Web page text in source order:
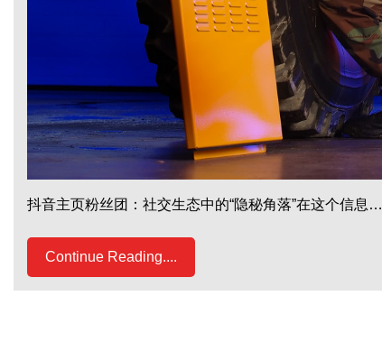
抖音主页粉丝团：社交生态中的“隐秘角落”在这个信息…
Continue Reading....